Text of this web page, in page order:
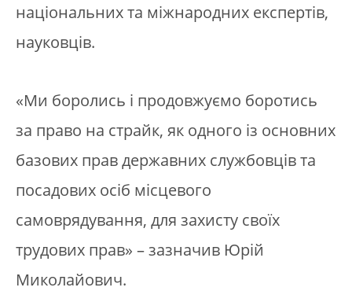
національних та міжнародних експертів,
науковців.
«Ми боролись і продовжуємо боротись
за право на страйк, як одного із основних
базових прав державних службовців та
посадових осіб місцевого
самоврядування, для захисту своїх
трудових прав» – зазначив Юрій
Миколайович.